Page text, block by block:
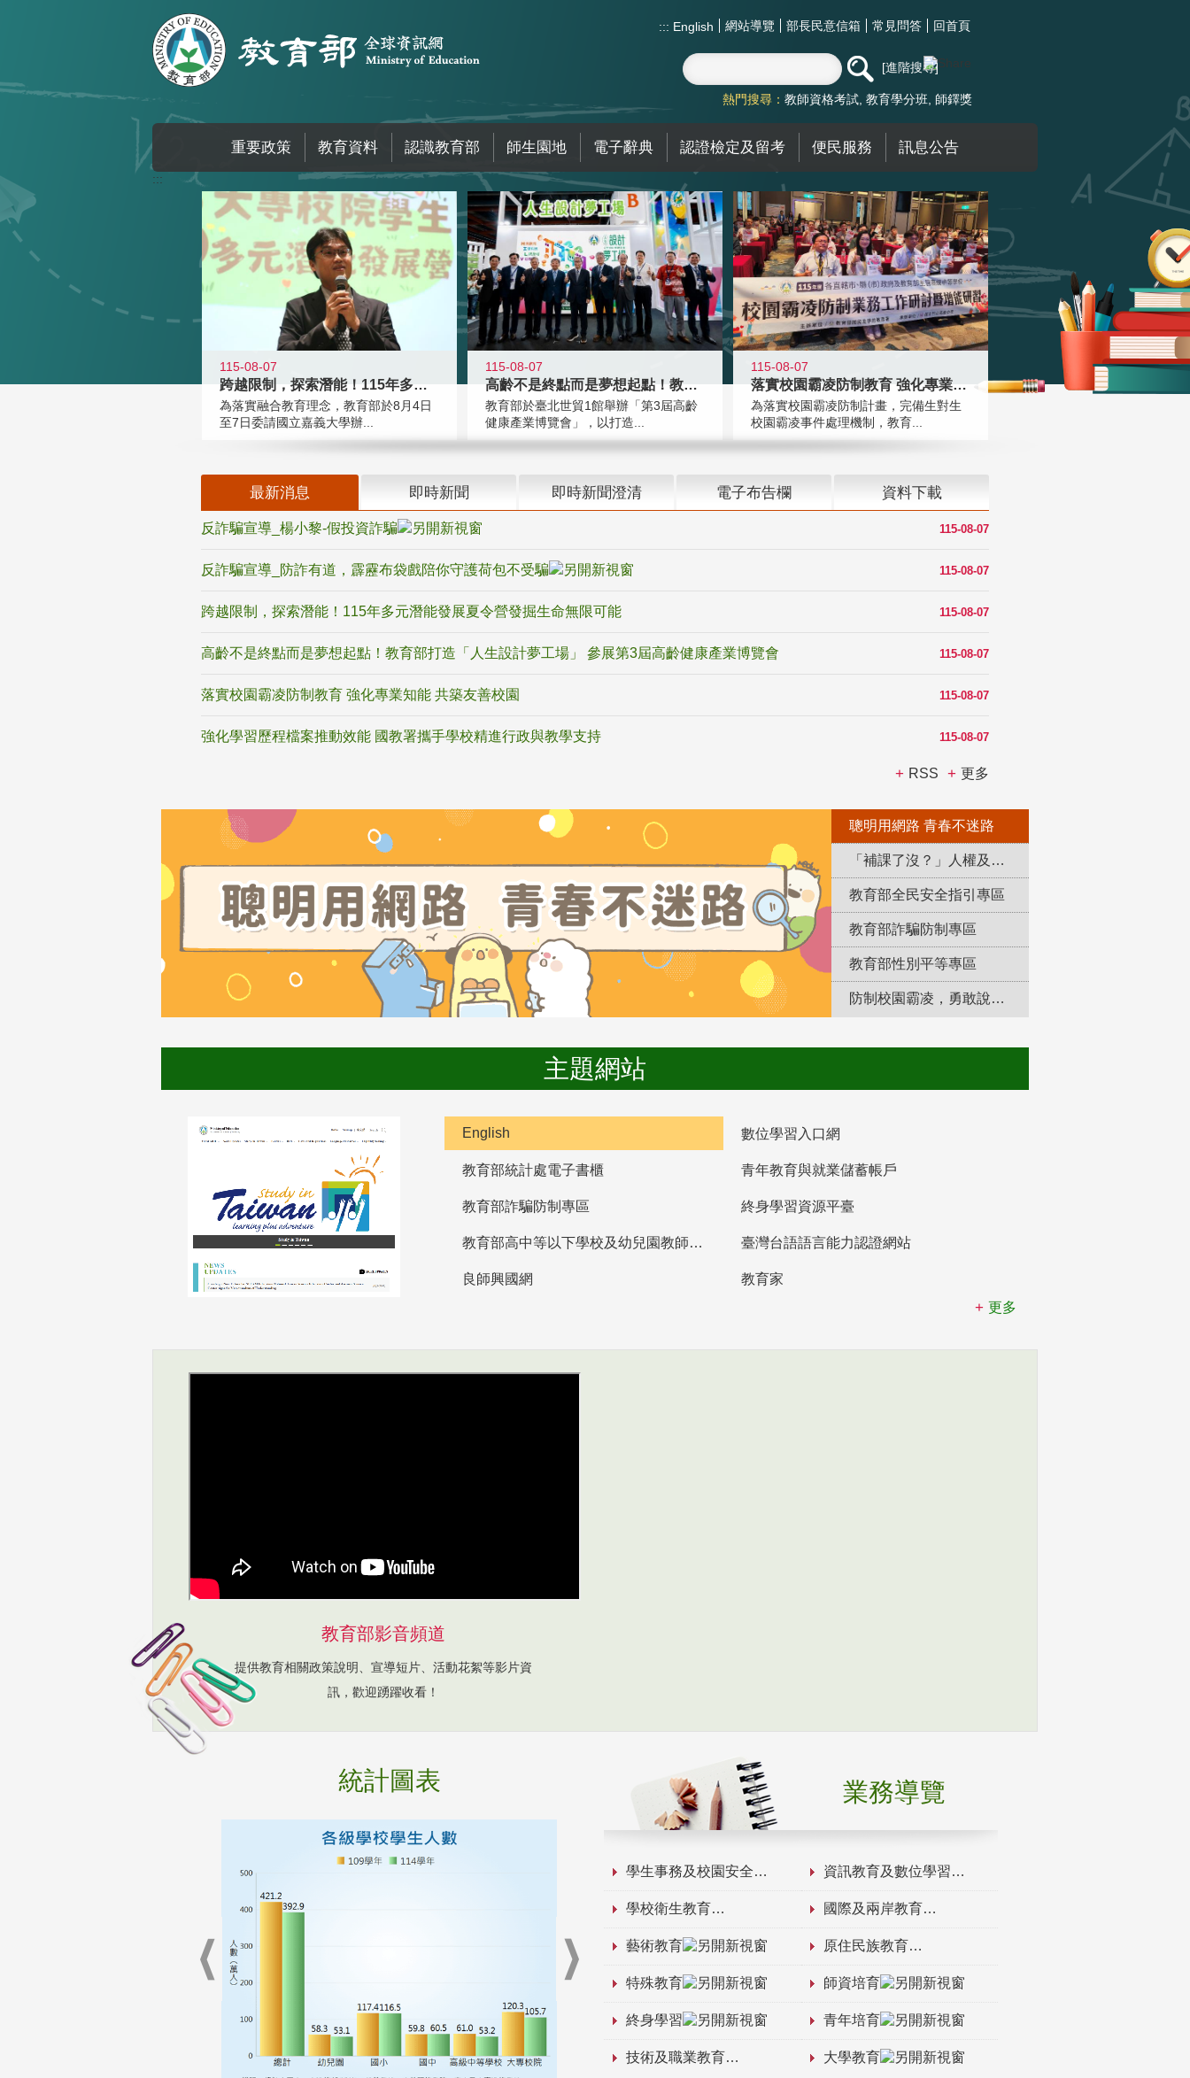
::: English 網站導覽 部長民意信箱 常見問答 回首頁
進階搜尋
熱門搜尋： 教師資格考試 教育學分班 師鐸獎
重要政策 教育資料 認識教育部 師生園地 電子辭典 認證檢定及留考 便民服務 訊息公告
:::
115-08-07
跨越限制，探索潛能！115年多元潛
為落實融合教育理念，教育部於8月4日
至7日委請國立嘉義大學辦...
115-08-07
高齡不是終點而是夢想起點！教育部打
教育部於臺北世貿1館舉辦「第3屆高齡
健康產業博覽會」，以打造...
115-08-07
落實校園霸凌防制教育 強化專業知能
為落實校園霸凌防制計畫，完備生對生
校園霸凌事件處理機制，教育...
最新消息 即時新聞 即時新聞澄清 電子布告欄 資料下載
115-08-07
反詐騙宣導_楊小黎-假投資詐騙
115-08-07
反詐騙宣導_防詐有道，霹靂布袋戲陪你守護荷包不受騙
115-08-07
跨越限制，探索潛能！115年多元潛能發展夏令營發掘生命無限可能
115-08-07
高齡不是終點而是夢想起點！教育部打造「人生設計夢工場」 參展第3屆高齡健康產業博覽會
115-08-07
落實校園霸凌防制教育 強化專業知能 共築友善校園
115-08-07
強化學習歷程檔案推動效能 國教署攜手學校精進行政與教學支持
RSS 更多
聰明用網路 青春不迷路
「補課了沒？」人權及轉型正義教育專區
教育部全民安全指引專區
教育部詐騙防制專區
教育部性別平等專區
防制校園霸凌，勇敢說出來！
主題網站
English 數位學習入口網
教育部統計處電子書櫃 青年教育與就業儲蓄帳戶
教育部詐騙防制專區 終身學習資源平臺
教育部高中等以下學校及幼兒園教師資格檢定考試 臺灣台語語言能力認證網站
良師興國網
教育家
更多
教育部影音頻道
提供教育相關政策說明、宣導短片、活動花絮等影片資
訊，歡迎踴躍收看！
統計圖表 業務導覽
學生事務及校園安全 資訊教育及數位學習
學校衛生教育 國際及兩岸教育
藝術教育 原住民族教育
特殊教育 師資培育
終身學習 青年培育
技術及職業教育 大學教育